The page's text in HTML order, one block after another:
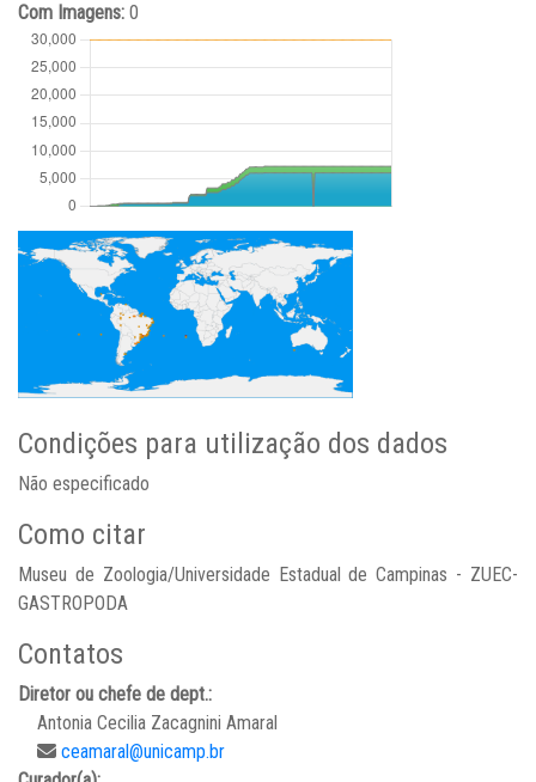
Com Imagens: 0
Condições para utilização dos dados
Não especificado
Como citar
Museu de Zoologia/Universidade Estadual de Campinas - ZUEC-
GASTROPODA
Contatos
Diretor ou chefe de dept.:
Antonia Cecilia Zacagnini Amaral
ceamaral@unicamp.br